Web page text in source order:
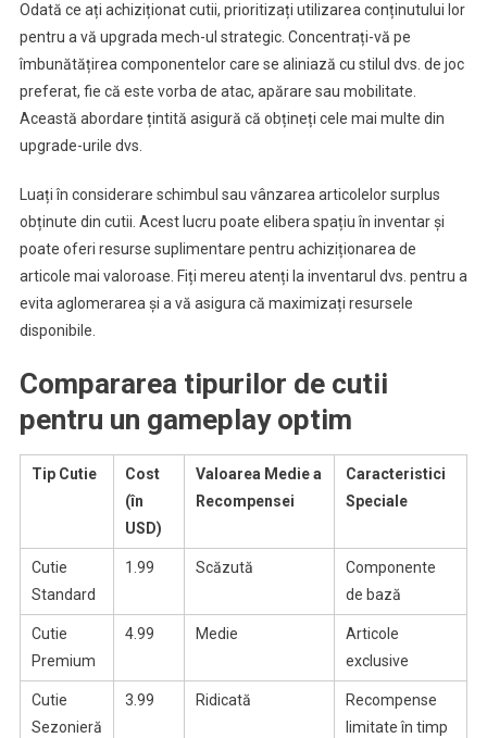
Odată ce ați achiziționat cutii, prioritizați utilizarea conținutului lor
pentru a vă upgrada mech-ul strategic. Concentrați-vă pe
îmbunătățirea componentelor care se aliniază cu stilul dvs. de joc
preferat, fie că este vorba de atac, apărare sau mobilitate.
Această abordare țintită asigură că obțineți cele mai multe din
upgrade-urile dvs.
Luați în considerare schimbul sau vânzarea articolelor surplus
obținute din cutii. Acest lucru poate elibera spațiu în inventar și
poate oferi resurse suplimentare pentru achiziționarea de
articole mai valoroase. Fiți mereu atenți la inventarul dvs. pentru a
evita aglomerarea și a vă asigura că maximizați resursele
disponibile.
Compararea tipurilor de cutii
pentru un gameplay optim
Tip Cutie
Cost
(în
USD)
Valoarea Medie a
Recompensei
Caracteristici
Speciale
Cutie
Standard
1.99 Scăzută
Componente
de bază
Cutie
Premium
4.99 Medie
Articole
exclusive
Cutie
Sezonieră
3.99 Ridicată
Recompense
limitate în timp